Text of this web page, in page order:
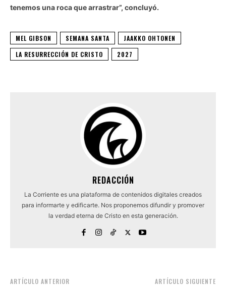
tenemos una roca que arrastrar”, concluyó.
MEL GIBSON SEMANA SANTA
JAAKKO OHTONEN
LA RESURRECCIÓN DE CRISTO
2027
REDACCIÓN
La Corriente es una plataforma de contenidos digitales creados
para informarte y edificarte. Nos proponemos difundir y promover
la verdad eterna de Cristo en esta generación.
ARTÍCULO ANTERIOR ARTÍCULO SIGUIENTE